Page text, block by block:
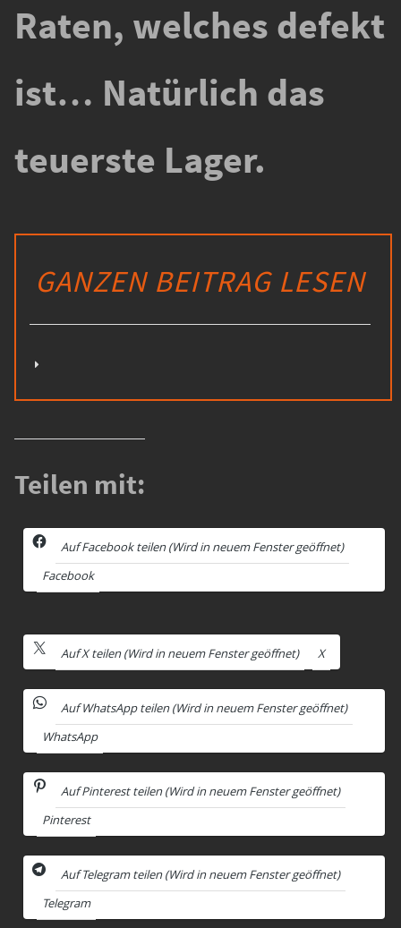
Raten, welches defekt
ist… Natürlich das
teuerste Lager.
GANZEN BEITRAG LESEN
Teilen mit:
Auf Facebook teilen (Wird in neuem Fenster geöffnet)
Facebook
Auf X teilen (Wird in neuem Fenster geöffnet) X
Auf WhatsApp teilen (Wird in neuem Fenster geöffnet)
WhatsApp
Auf Pinterest teilen (Wird in neuem Fenster geöffnet)
Pinterest
Auf Telegram teilen (Wird in neuem Fenster geöffnet)
Telegram